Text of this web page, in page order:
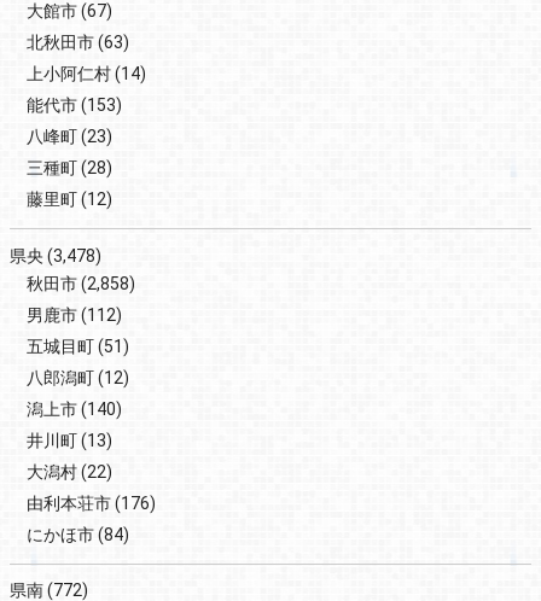
大館市(67)
北秋田市(63)
上小阿仁村(14)
能代市(153)
八峰町(23)
三種町(28)
藤里町(12)
県央 (3,478)
秋田市(2,858)
男鹿市(112)
五城目町(51)
八郎潟町(12)
潟上市(140)
井川町(13)
大潟村(22)
由利本荘市(176)
にかほ市(84)
県南(772)